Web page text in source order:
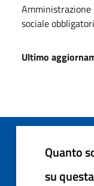
Amministrazione
sociale
Ultimo
Quanto
su